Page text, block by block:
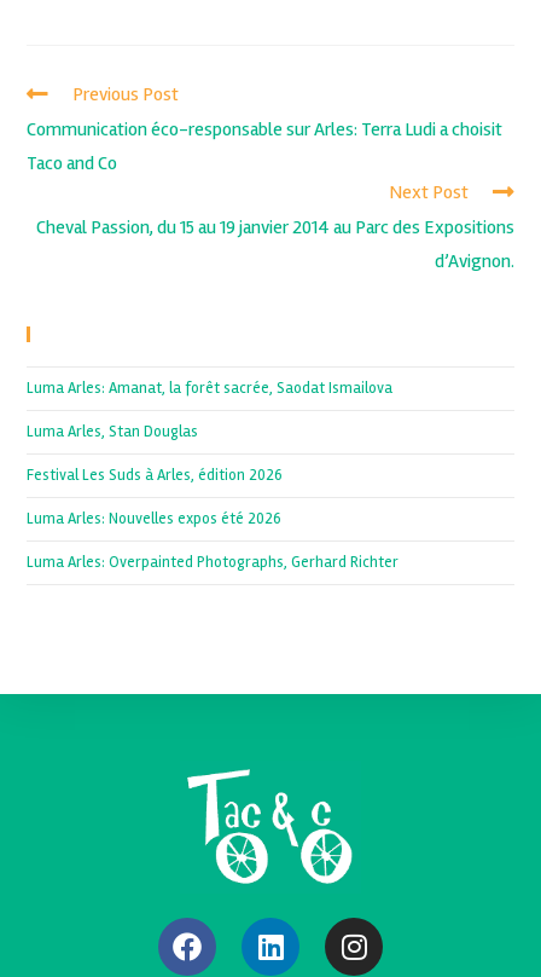
Previous Post
Communication éco-responsable sur Arles: Terra Ludi a choisit
Taco and Co
Next Post
Cheval Passion, du 15 au 19 janvier 2014 au Parc des Expositions
d’Avignon.
Luma Arles: Amanat, la forêt sacrée, Saodat Ismailova
Luma Arles, Stan Douglas
Festival Les Suds à Arles, édition 2026
Luma Arles: Nouvelles expos été 2026
Luma Arles: Overpainted Photographs, Gerhard Richter